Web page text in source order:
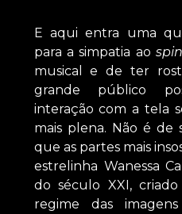
E aqui entra uma
para a simpatia ao
musical e de ter
grande público
interação com a tela
mais plena. Não é de
que as partes mais
estrelinha Wanessa
do século XXI,
regime das